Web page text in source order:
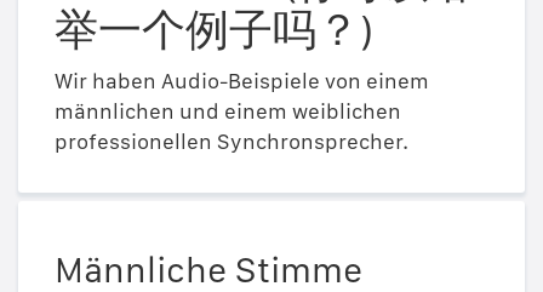
举一个例子吗？)
Wir haben Audio-Beispiele von einem
männlichen und einem weiblichen
professionellen Synchronsprecher.
Männliche Stimme